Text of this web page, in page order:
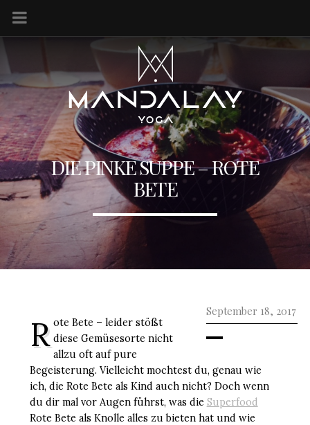
DIE PINKE SUPPE – ROTE
BETE
September 18, 2017
R ote Bete – leider stößt
diese Gemüsesorte nicht
allzu oft auf pure
Begeisterung. Vielleicht mochtest du, genau wie
ich, die Rote Bete als Kind auch nicht? Doch wenn
du dir mal vor Augen führst, was die Superfood
Rote Bete als Knolle alles zu bieten hat und wie